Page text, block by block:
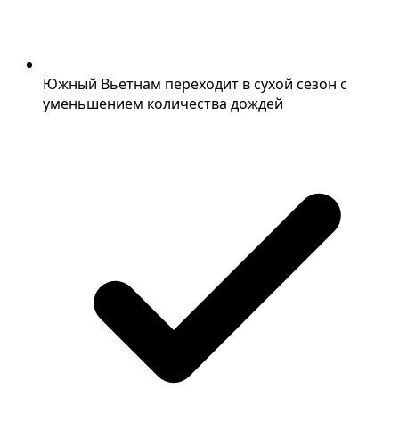
Южный Вьетнам переходит в сухой сезон с
уменьшением количества дождей